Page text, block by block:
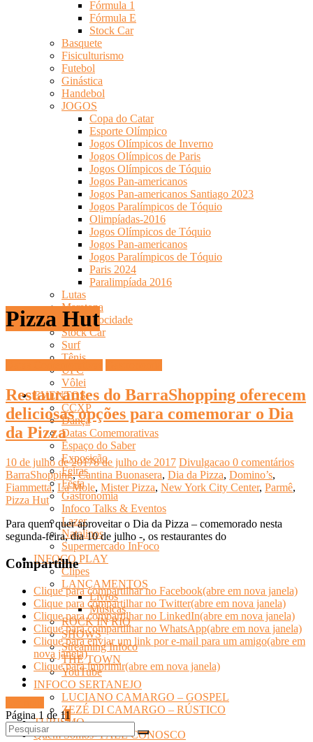
Fórmula 1
Fórmula E
Stock Car
Basquete
Fisiculturismo
Futebol
Ginástica
Handebol
JOGOS
Copa do Catar
Esporte Olímpico
Jogos Olímpicos de Inverno
Jogos Olímpicos de Paris
Jogos Olímpicos de Tóquio
Jogos Pan-americanos
Jogos Pan-americanos Santiago 2023
Jogos Paralímpicos de Tóquio
Olimpíadas-2016
Jogos Olímpicos de Tóquio
Jogos Pan-americanos
Jogos Paralímpicos de Tóquio
Paris 2024
Paralimpíada 2016
Lutas
Maratona
Motovelocidade
Stock Car
Surf
Tênis
UFC
Vôlei
EVENTOS
CCXP
Dança
Datas Comemorativas
Espaço do Saber
Exposição
Feiras
Festa
Gastronomia
Infoco Talks & Eventos
Lazer
Natalinos
Supermercado InFoco
INFOCO PLAY
Clipes
LANÇAMENTOS
Livros
Músicas
ROCK IN RIO
SHOWS
Streaming Infoco
THE TOWN
YouTube
INFOCO SERTANEJO
LUCIANO CAMARGO – GOSPEL
ZEZÉ DI CAMARGO – RÚSTICO
TURISMO
Quem Somos- FALE CONOSCO
Pizza Hut
Restaurantes do BarraShopping oferecem
deliciosas opções para comemorar o Dia
da Pizza
10 de julho de 20178 de julho de 2017 Divulgacao 0 comentários
BarraShopping,Cantina Buonasera, Dia da Pizza, Domino’s,
Fiammetta, La Mole, Mister Pizza, New York City Center, Parmê,
Pizza Hut
Para quem quer aproveitar o Dia da Pizza – comemorado nesta
segunda-feira, dia 10 de julho -, os restaurantes do
Compartilhe
Clique para compartilhar no Facebook(abre em nova janela)
Clique para compartilhar no Twitter(abre em nova janela)
Clique para compartilhar no LinkedIn(abre em nova janela)
Clique para compartilhar no WhatsApp(abre em nova janela)
Clique para enviar um link por e-mail para um amigo(abre em
nova janela)
Clique para imprimir(abre em nova janela)
Página 1 de 11